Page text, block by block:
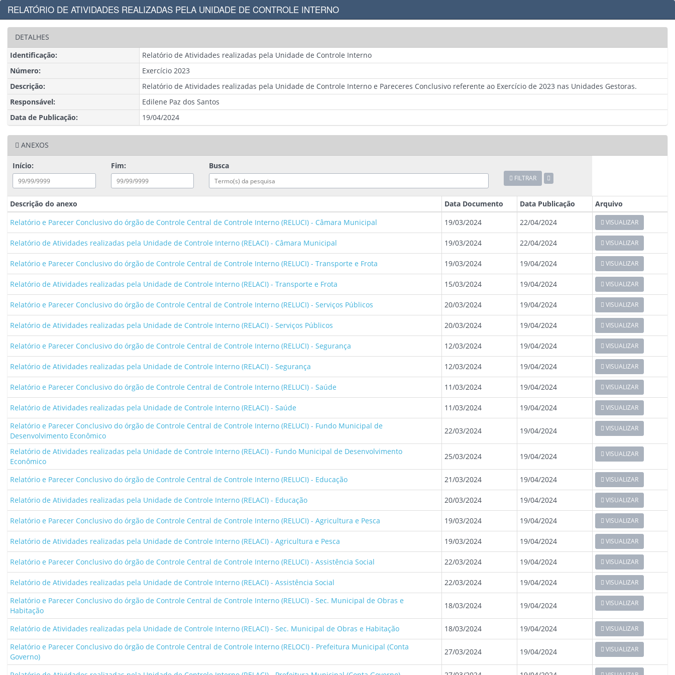
RELATÓRIO DE ATIVIDADES REALIZADAS PELA UNIDADE DE CONTROLE INTERNO
DETALHES
Identificação:
Relatório de Atividades realizadas pela Unidade de Controle Interno
Número:
Exercício 2023
Descrição:
Relatório de Atividades realizadas pela Unidade de Controle Interno e Pareceres Conclusivo referente ao Exercício de 2023 nas Unidades Gestoras.
Responsável:
Edilene Paz dos Santos
Data de Publicação:
19/04/2024
ANEXOS
Início: Fim: Busca
FILTRAR
Descrição do anexo Data Documento Data Publicação
Arquivo
Relatório e Parecer Conclusivo do órgão de Controle Central de Controle Interno (RELUCI) - Câmara Municipal
19/03/2024 22/04/2024 VISUALIZAR
Relatório de Atividades realizadas pela Unidade de Controle Interno (RELACI) - Câmara Municipal 19/03/2024 22/04/2024 VISUALIZAR
Relatório e Parecer Conclusivo do órgão de Controle Central de Controle Interno (RELUCI) - Transporte e Frota 19/03/2024 19/04/2024 VISUALIZAR
Relatório de Atividades realizadas pela Unidade de Controle Interno (RELACI) - Transporte e Frota 15/03/2024 19/04/2024 VISUALIZAR
Relatório e Parecer Conclusivo do órgão de Controle Central de Controle Interno (RELUCI) - Serviços Públicos 20/03/2024 19/04/2024 VISUALIZAR
Relatório de Atividades realizadas pela Unidade de Controle Interno (RELACI) - Serviços Públicos 20/03/2024 19/04/2024 VISUALIZAR
Relatório e Parecer Conclusivo do órgão de Controle Central de Controle Interno (RELUCI) - Segurança 12/03/2024 19/04/2024 VISUALIZAR
Relatório de Atividades realizadas pela Unidade de Controle Interno (RELACI) - Segurança 12/03/2024 19/04/2024 VISUALIZAR
Relatório e Parecer Conclusivo do órgão de Controle Central de Controle Interno (RELUCI) - Saúde 11/03/2024 19/04/2024 VISUALIZAR
Relatório de Atividades realizadas pela Unidade de Controle Interno (RELACI) - Saúde 11/03/2024 19/04/2024 VISUALIZAR
Relatório e Parecer Conclusivo do órgão de Controle Central de Controle Interno (RELUCI) - Fundo Municipal de
Desenvolvimento Econômico
22/03/2024 19/04/2024 VISUALIZAR
Relatório de Atividades realizadas pela Unidade de Controle Interno (RELACI) - Fundo Municipal de Desenvolvimento
Econômico
25/03/2024 19/04/2024 VISUALIZAR
Relatório e Parecer Conclusivo do órgão de Controle Central de Controle Interno (RELUCI) - Educação 21/03/2024 19/04/2024 VISUALIZAR
Relatório de Atividades realizadas pela Unidade de Controle Interno (RELACI) - Educação 20/03/2024 19/04/2024 VISUALIZAR
Relatório e Parecer Conclusivo do órgão de Controle Central de Controle Interno (RELUCI) - Agricultura e Pesca 19/03/2024 19/04/2024 VISUALIZAR
Relatório de Atividades realizadas pela Unidade de Controle Interno (RELACI) - Agricultura e Pesca 19/03/2024 19/04/2024 VISUALIZAR
Relatório e Parecer Conclusivo do órgão de Controle Central de Controle Interno (RELUCI) - Assistência Social 22/03/2024 19/04/2024 VISUALIZAR
Relatório de Atividades realizadas pela Unidade de Controle Interno (RELACI) - Assistência Social 22/03/2024 19/04/2024 VISUALIZAR
Relatório e Parecer Conclusivo do órgão de Controle Central de Controle Interno (RELUCI) - Sec. Municipal de Obras e
Habitação
18/03/2024 19/04/2024 VISUALIZAR
Relatório de Atividades realizadas pela Unidade de Controle Interno (RELACI) - Sec. Municipal de Obras e Habitação 18/03/2024 19/04/2024 VISUALIZAR
Relatório e Parecer Conclusivo do órgão de Controle Central de Controle Interno (RELOCI) - Prefeitura Municipal (Conta
Governo)
27/03/2024 19/04/2024 VISUALIZAR